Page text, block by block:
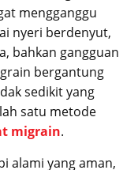
mengganggu
nyeri berdenyut,
bahkan gangguan
bergantung
sedikit yang
satu metode
migrain.
alami yang aman,